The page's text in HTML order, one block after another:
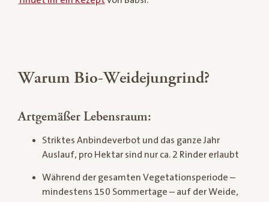
Warum Bio-Weidejungrind?
Artgemäßer Lebensraum:
Striktes Anbindeverbot und das ganze Jahr
Auslauf, pro Hektar sind nur ca. 2 Rinder erlaubt
Während der gesamten Vegetationsperiode –
mindestens 150 Sommertage – auf der Weide,